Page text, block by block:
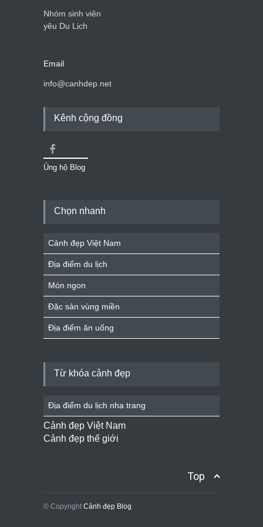
Nhóm sinh viên
yêu Du Lịch
Email
info@canhdep.net
Kênh cộng đồng
Ủng hộ Blog
Chọn nhanh
Cảnh đẹp Việt Nam
Địa điểm du lịch
Món ngon
Đặc sản vùng miền
Địa điểm ăn uống
Từ khóa cảnh đẹp
Địa điểm du lịch nha trang
Cảnh đẹp Việt Nam
Cảnh đẹp thế giới
Top
© Copyright Cảnh đẹp Blog